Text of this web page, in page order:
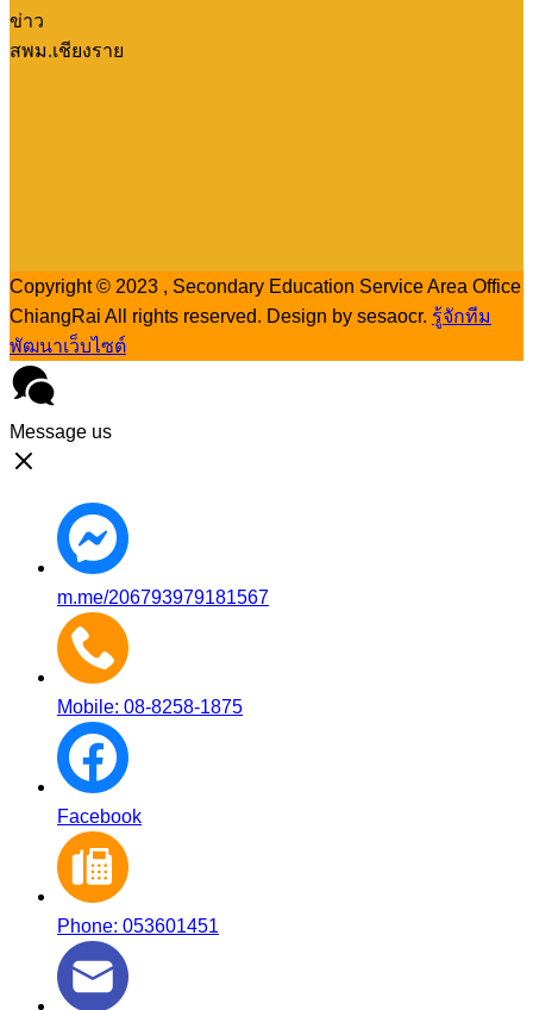
ข่าว
สพม.เชียงราย
Copyright © 2023 , Secondary Education Service Area Office
ChiangRai All rights reserved. Design by sesaocr. รู้จักทีม
พัฒนาเว็บไซต์
Message us
m.me/206793979181567
Mobile: 08-8258-1875
Facebook
Phone: 053601451